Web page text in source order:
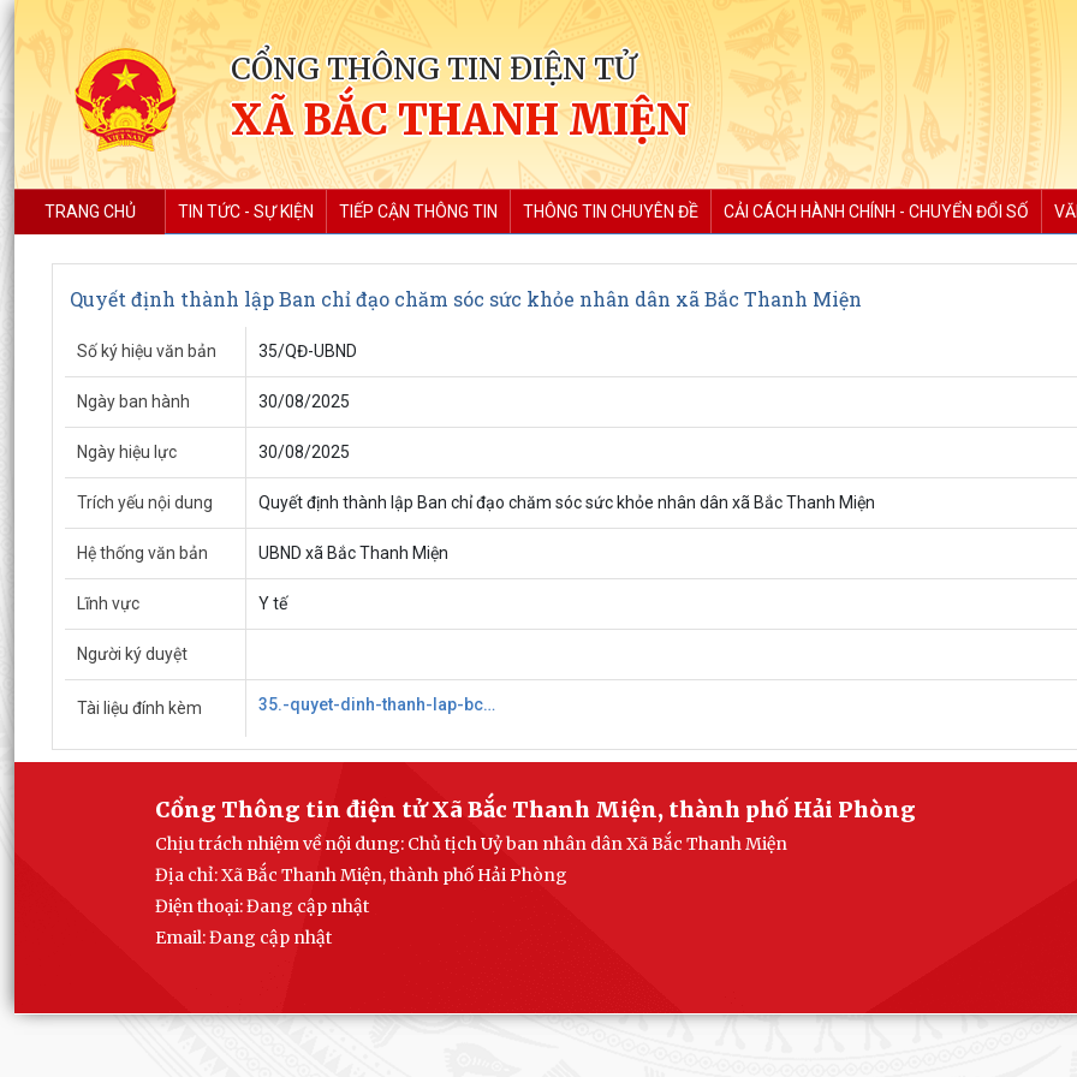
CỔNG THÔNG TIN ĐIỆN TỬ
XÃ BẮC THANH MIỆN
TRANG CHỦ TIN TỨC - SỰ KIỆN TIẾP CẬN THÔNG TIN THÔNG TIN CHUYÊN ĐỀ CẢI CÁCH HÀNH CHÍNH - CHUYỂN ĐỔI SỐ
Quyết định thành lập Ban chỉ đạo chăm sóc sức khỏe nhân dân xã Bắc Thanh Miện
Số ký hiệu văn bản 35/QĐ-UBND
Ngày ban hành 30/08/2025
Ngày hiệu lực 30/08/2025
Trích yếu nội dung Quyết định thành lập Ban chỉ đạo chăm sóc sức khỏe nhân dân xã Bắc Thanh Miện
Hệ thống văn bản UBND xã Bắc Thanh Miện
Lĩnh vực Y tế
Người ký duyệt
Tài liệu đính kèm 35.-quyet-dinh-thanh-lap-bcd-cssknd.signed638960309256087206.pdf
Cổng Thông tin điện tử Xã Bắc Thanh Miện, thành phố Hải Phòng
Chịu trách nhiệm về nội dung: Chủ tịch Uỷ ban nhân dân Xã Bắc Thanh Miện
Địa chỉ: Xã Bắc Thanh Miện, thành phố Hải Phòng
Điện thoại: Đang cập nhật
Email:Đang cập nhật